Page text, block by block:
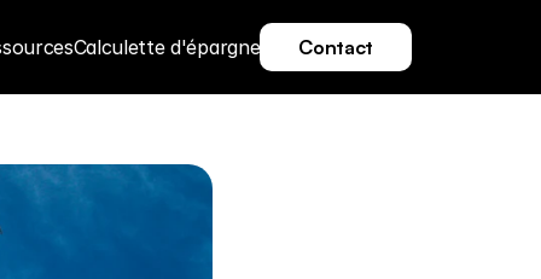
Calculette d'épargne Contact